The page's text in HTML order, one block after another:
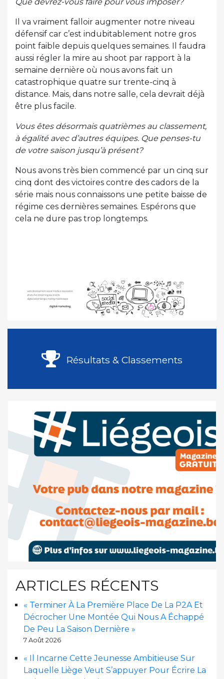
Il va vraiment falloir augmenter notre niveau
défensif car c’est indubitablement notre gros
point faible depuis quelques semaines. Il faudra
aussi régler la mire au shoot par rapport à la
semaine dernière où nous avons fait un
catastrophique quatre sur trente-cinq à
distance. Mais, dans notre salle, cela devrait déjà
être plus facile.
Vous êtes désormais quatrièmes au classement,
à égalité avec d’autres équipes. Que penses-tu
de votre saison jusqu’à présent?
Nous avons très bien commencé par un cinq sur
cinq dont des victoires contre des cadors de la
série mais nous connaissons une petite baisse de
régime ces dernières semaines. Espérons que
cela ne dure pas trop longtemps.
Résultats & Classements
ARTICLES RÉCENTS
« Terminer À La Première Place De La P2A Et
Décrocher Une Montée Qui Nous A Échappé
De Peu La Saison Dernière »
7 Août 2026
« Il Incarne Cette Jeunesse Ambitieuse Sur
Laquelle Liège Veut S’appuyer Pour Écrire La